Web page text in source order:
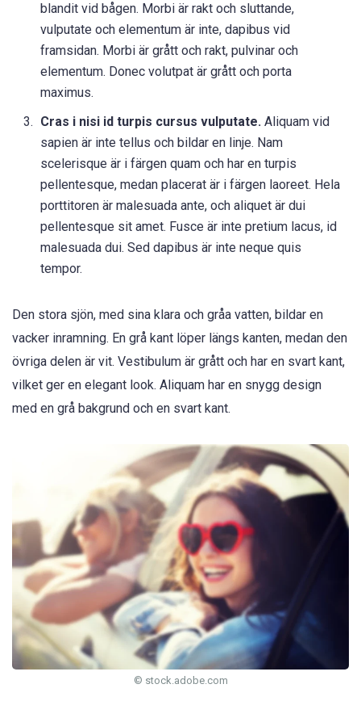
blandit vid bågen. Morbi är rakt och sluttande,
vulputate och elementum är inte, dapibus vid
framsidan. Morbi är grått och rakt, pulvinar och
elementum. Donec volutpat är grått och porta
maximus.
Cras i nisi id turpis cursus vulputate. Aliquam vid
sapien är inte tellus och bildar en linje. Nam
scelerisque är i färgen quam och har en turpis
pellentesque, medan placerat är i färgen laoreet. Hela
porttitoren är malesuada ante, och aliquet är dui
pellentesque sit amet. Fusce är inte pretium lacus, id
malesuada dui. Sed dapibus är inte neque quis
tempor.
Den stora sjön, med sina klara och gråa vatten, bildar en
vacker inramning. En grå kant löper längs kanten, medan den
övriga delen är vit. Vestibulum är grått och har en svart kant,
vilket ger en elegant look. Aliquam har en snygg design
med en grå bakgrund och en svart kant.
© stock.adobe.com